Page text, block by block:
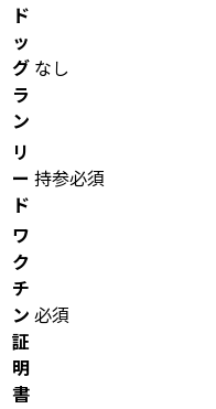
ド
ッ
グ
ラ
ン
なし
リ
ー
ド
持参必須
ワ
ク
チ
ン
証
明
書
必須